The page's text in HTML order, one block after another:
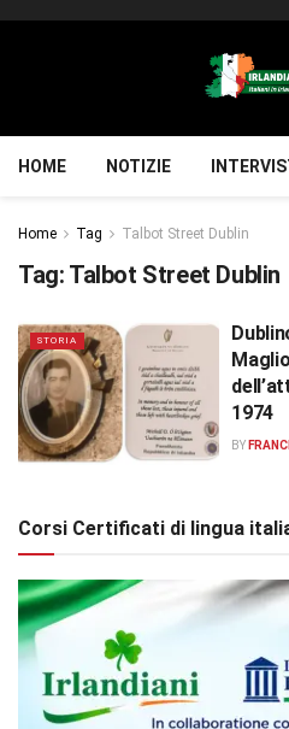
HOME NOTIZIE
Home Tag Talbot Street Dublin
Tag: Talbot Street Dublin
STORIA
1974
BY
Corsi Certificati di lingua